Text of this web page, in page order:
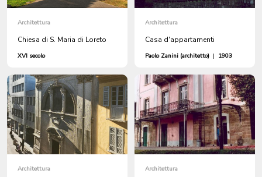
Architettura
Chiesa di S. Maria di Loreto
XVI secolo
Architettura
Casa d'appartamenti
Paolo Zanini (architetto) | 1903
Architettura Architettura